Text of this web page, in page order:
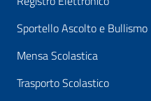
Sportello Ascolto e Bullismo
Mensa Scolastica
Trasporto Scolastico